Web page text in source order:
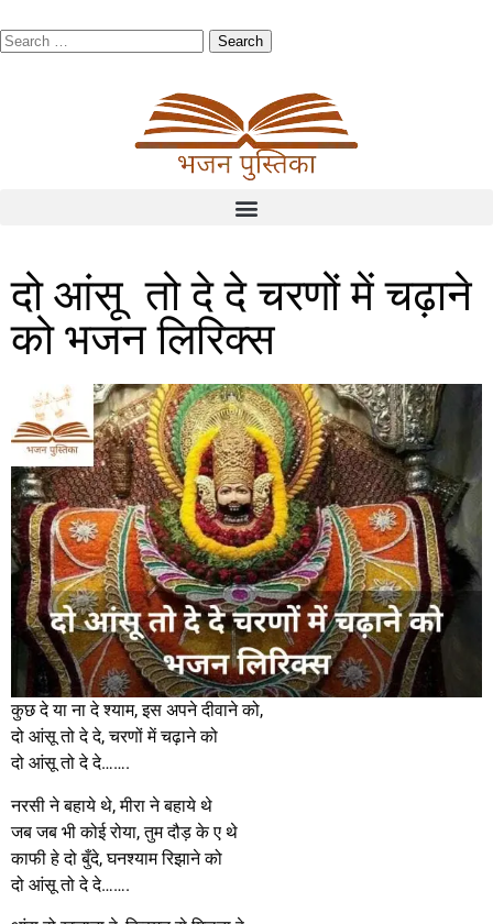
दो आंसू तो दे दे चरणों में चढ़ाने
को भजन लिरिक्स
कुछ दे या ना दे श्याम, इस अपने दीवाने को,
दो आंसू तो दे दे, चरणों में चढ़ाने को
दो आंसू तो दे दे…….
नरसी ने बहाये थे, मीरा ने बहाये थे
जब जब भी कोई रोया, तुम दौड़ के ए थे
काफी हे दो बुँदे, घनश्याम रिझाने को
दो आंसू तो दे दे…….